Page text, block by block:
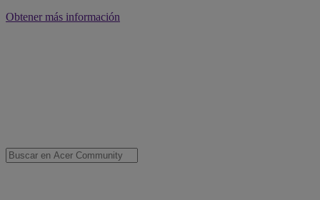
Obtener más información